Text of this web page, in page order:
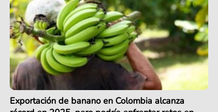
Exportación de banano en Colombia alcanza